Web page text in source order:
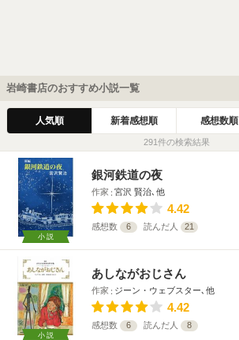
岩崎書店のおすすめ小説一覧
人気順 新着感想順 感想数順
291件の検索結果
小説
銀河鉄道の夜
作家 宮沢 賢治､他
4.42
感想数 6 読んだ人 21
小説
あしながおじさん
作家 ジーン・ウェブスター､他
4.42
感想数 6 読んだ人 8